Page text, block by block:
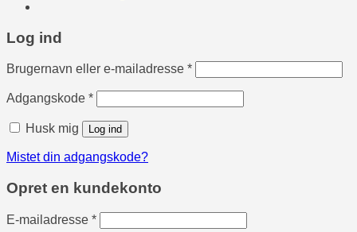
Log ind
Brugernavn eller e-mailadresse *Påkrævet
Adgangskode *Påkrævet
Husk mig Log ind
Mistet din adgangskode?
Opret en kundekonto
E-mailadresse *Påkrævet